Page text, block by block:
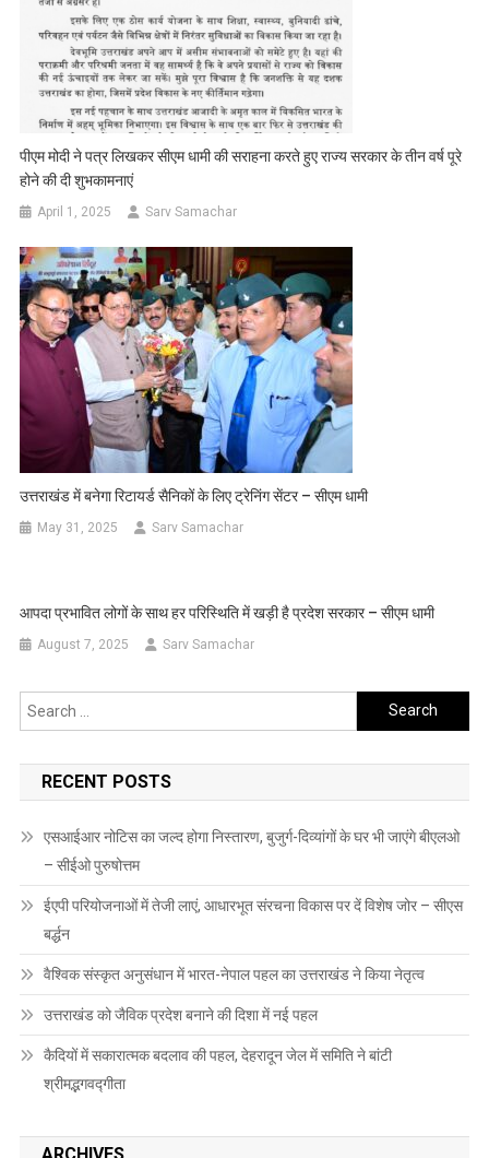
पीएम मोदी ने पत्र लिखकर सीएम धामी की सराहना करते हुए राज्य सरकार के तीन वर्ष पूरे
होने की दी शुभकामनाएं
April 1, 2025 Sarv Samachar
उत्तराखंड में बनेगा रिटायर्ड सैनिकों के लिए ट्रेनिंग सेंटर – सीएम धामी
May 31, 2025 Sarv Samachar
आपदा प्रभावित लोगों के साथ हर परिस्थिति में खड़ी है प्रदेश सरकार – सीएम धामी
August 7, 2025 Sarv Samachar
Search
for:
RECENT POSTS
एसआईआर नोटिस का जल्द होगा निस्तारण, बुजुर्ग-दिव्यांगों के घर भी जाएंगे बीएलओ
– सीईओ पुरुषोत्तम
ईएपी परियोजनाओं में तेजी लाएं, आधारभूत संरचना विकास पर दें विशेष जोर – सीएस
बर्द्धन
वैश्विक संस्कृत अनुसंधान में भारत-नेपाल पहल का उत्तराखंड ने किया नेतृत्व
उत्तराखंड को जैविक प्रदेश बनाने की दिशा में नई पहल
कैदियों में सकारात्मक बदलाव की पहल, देहरादून जेल में समिति ने बांटी
श्रीमद्भगवद्गीता